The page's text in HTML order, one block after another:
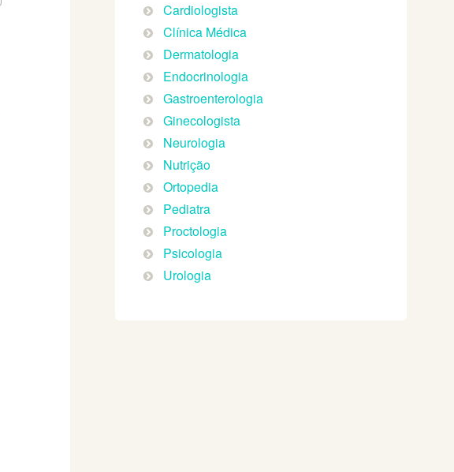
Cardiologista
Clínica Médica
Dermatologia
Endocrinologia
Gastroenterologia
Ginecologista
Neurologia
Nutrição
Ortopedia
Pediatra
Proctologia
Psicologia
Urologia